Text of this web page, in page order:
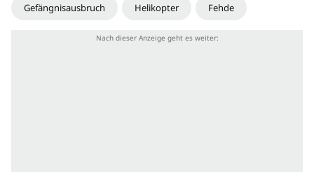
Gefängnisausbruch Helikopter Fehde